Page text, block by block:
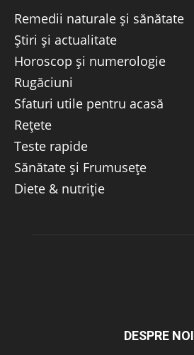
Remedii naturale și sănătate
Știri și actualitate
Horoscop și numerologie
Rugăciuni
Sfaturi utile pentru acasă
Rețete
Teste rapide
Sănătate și Frumusețe
Diete & nutriție
DESPRE NOI